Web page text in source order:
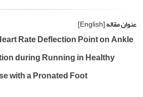
عنوان مقاله[English]
Rate Deflection Point on Ankle
during Running in Healthy
with a Pronated Foot